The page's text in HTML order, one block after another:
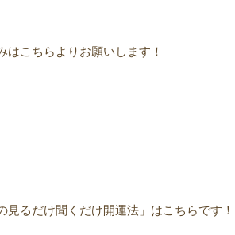
こちらよりお願いします！
るだけ聞くだけ開運法」はこちらです！